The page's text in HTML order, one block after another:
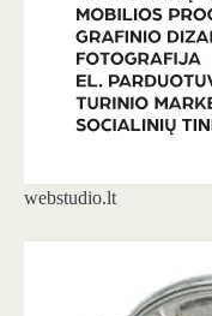
webstudio.lt